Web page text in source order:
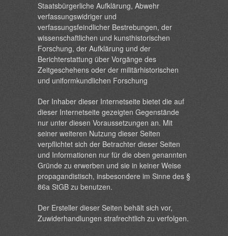
Staatsbürgerliche Aufklärung, Abwehr
verfassungswidriger und
verfassungsfeindlicher Bestrebungen, der
wissenschaftlichen und kunsthistorischen
Forschung, der Aufklärung und der
Berichterstattung über Vorgänge des
Zeitgeschehens oder der militärhistorischen
und uniformkundlichen Forschung
Der Inhaber dieser Internetseite bietet die auf
dieser Internetseite gezeigten Gegenstände
nur unter diesen Voraussetzungen an. Mit
seiner weiteren Nutzung dieser Seiten
verpflichtet sich der Betrachter dieser Seiten
und Informationen nur für die oben genannten
Gründe zu erwerben und sie in keiner Weise
propagandistisch, insbesondere im Sinne des §
86a StGB zu benutzen.
Der Ersteller dieser Seiten behält sich vor,
Zuwiderhandlungen strafrechtlich zu verfolgen.